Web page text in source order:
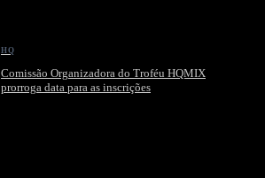
HQ
Comissão Organizadora do Troféu HQMIX
prorroga data para as inscrições